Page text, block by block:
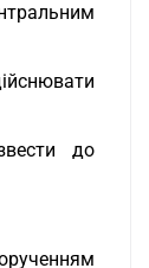
до